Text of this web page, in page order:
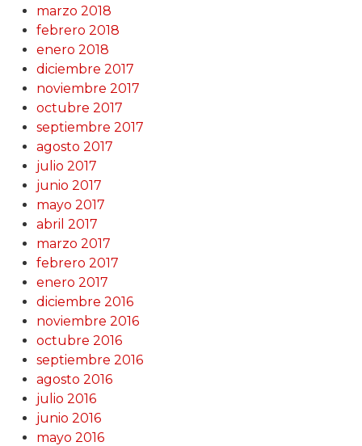
marzo 2018
febrero 2018
enero 2018
diciembre 2017
noviembre 2017
octubre 2017
septiembre 2017
agosto 2017
julio 2017
junio 2017
mayo 2017
abril 2017
marzo 2017
febrero 2017
enero 2017
diciembre 2016
noviembre 2016
octubre 2016
septiembre 2016
agosto 2016
julio 2016
junio 2016
mayo 2016